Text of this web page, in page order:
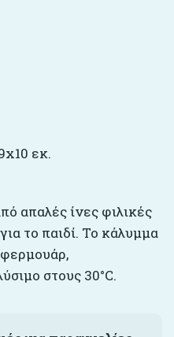
εκ.
απαλές ίνες φιλικές
το παιδί. Το κάλυμμα
στους 30°C.